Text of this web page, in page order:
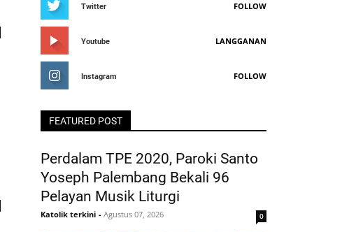
Twitter FOLLOW
Youtube LANGGANAN
Instagram FOLLOW
FEATURED POST
Perdalam TPE 2020, Paroki Santo
Yoseph Palembang Bekali 96
Pelayan Musik Liturgi
Katolik terkini - Agustus 07, 2026 0